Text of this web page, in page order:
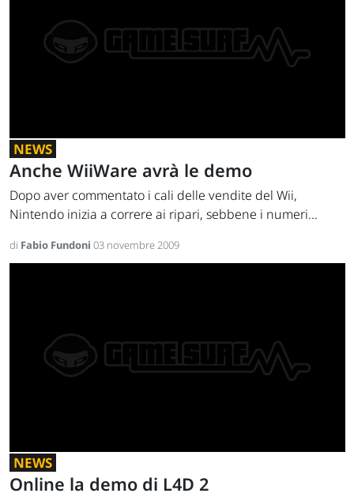
NEWS
Anche WiiWare avrà le demo
Dopo aver commentato i cali delle vendite del Wii,
Nintendo inizia a correre ai ripari, sebbene i numeri...
di Fabio Fundoni 03 novembre 2009
NEWS
Online la demo di L4D 2